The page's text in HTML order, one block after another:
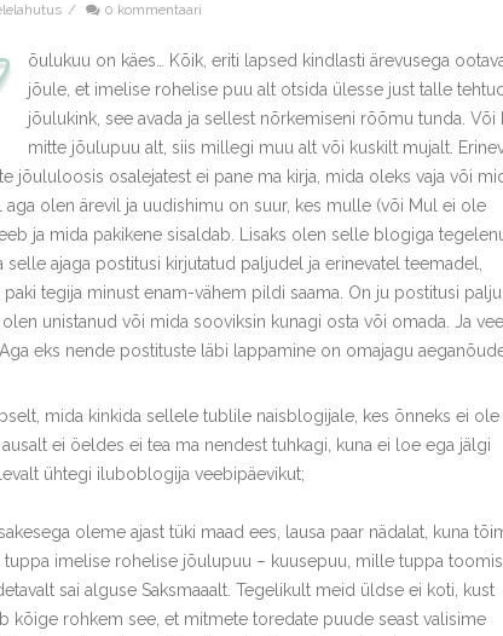
/ 0 kommentaari
õulukuu on käes… Kõik, eriti lapsed kindlasti ärevusega
jõule, et imelise rohelise puu alt otsida ülesse just talle
jõulukink, see avada ja sellest nõrkemiseni rõõmu tunda. Või
mitte jõulupuu alt, siis millegi muu alt või kuskilt mujalt.
jõululoosis osalejatest ei pane ma kirja, mida oleks vaja või
aga olen ärevil ja uudishimu on suur, kes mulle (või Mul ei ole
ja mida pakikene sisaldab. Lisaks olen selle blogiga
selle ajaga postitusi kirjutatud paljudel ja erinevatel teemadel,
tegija minust enam-vähem pildi saama. On ju postitusi palju
unistanud või mida sooviksin kunagi osta või omada. Ja
eks nende postituste läbi lappamine on omajagu
mida kinkida sellele tublile naisblogijale, kes õnneks ei ole
ei öeldes ei tea ma nendest tuhkagi, kuna ei loe ega jälgi
ühtegi iluboblogija veebipäevikut;
oleme ajast tüki maad ees, lausa paar nädalat, kuna
tuppa imelise rohelise jõulupuu – kuusepuu, mille tuppa
sai alguse Saksmaaalt. Tegelikult meid üldse ei koti, kust
kõige rohkem see, et mitmete toredate puude seast valisime